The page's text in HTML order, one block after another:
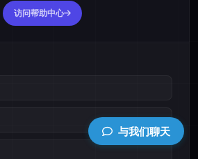
访问帮助中心
与我们聊天